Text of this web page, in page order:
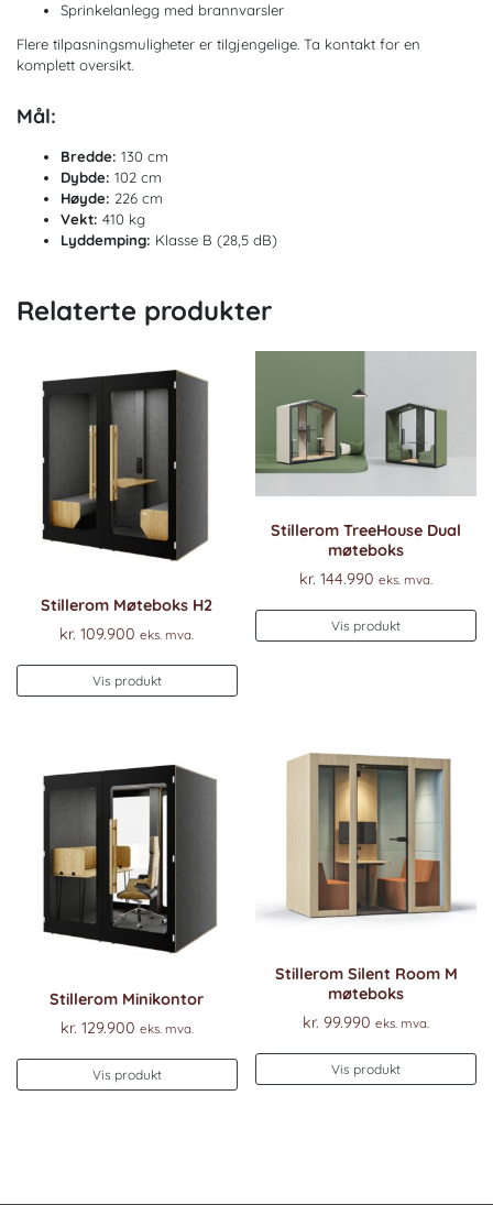
Sprinkelanlegg med brannvarsler
Flere tilpasningsmuligheter er tilgjengelige. Ta kontakt for en
komplett oversikt.
Mål:
Bredde: 130 cm
Dybde: 102 cm
Høyde: 226 cm
Vekt: 410 kg
Lyddemping: Klasse B (28,5 dB)
Relaterte produkter
Stillerom Møteboks H2
kr. 109.900 eks. mva.
Vis produkt
Stillerom TreeHouse Dual
møteboks
kr. 144.990 eks. mva.
Vis produkt
Stillerom Minikontor
kr. 129.900 eks. mva.
Vis produkt
Stillerom Silent Room M
møteboks
kr. 99.990 eks. mva.
Vis produkt